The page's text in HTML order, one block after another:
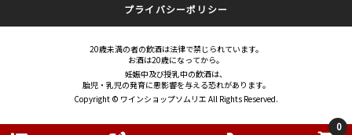
0
プライバシーポリシー
20歳未満の者の飲酒は法律で禁じられています。
お酒は20歳になってから。
妊娠中及び授乳中の飲酒は、
胎児・乳児の発育に悪影響を与える恐れがあります。
Copyright © ワインショップソムリエ All Rights Reserved.